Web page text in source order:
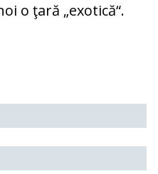
o ţară „exotică“.